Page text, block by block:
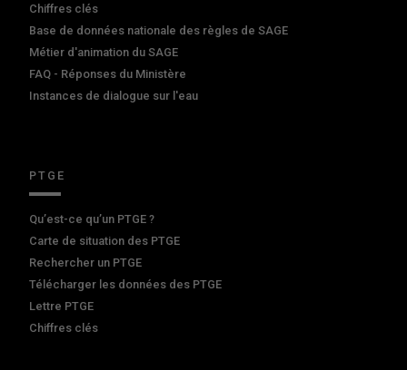
Chiffres clés
Base de données nationale des règles de SAGE
Métier d'animation du SAGE
FAQ - Réponses du Ministère
Instances de dialogue sur l'eau
PTGE
Qu’est-ce qu’un PTGE ?
Carte de situation des PTGE
Rechercher un PTGE
Télécharger les données des PTGE
Lettre PTGE
Chiffres clés